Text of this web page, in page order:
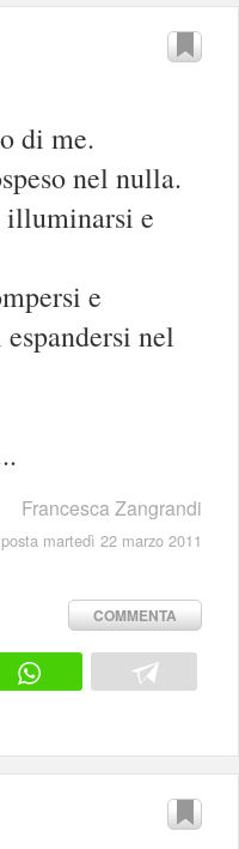
di me.
nel nulla.
e
e
nel
Francesca Zangrandi
martedì 22 marzo 2011
COMMENTA